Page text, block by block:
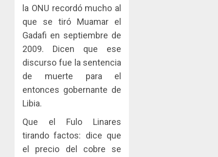
la ONU recordó mucho al
que se tiró Muamar el
Gadafi en septiembre de
2009. Dicen que ese
discurso fue la sentencia
de muerte para el
entonces gobernante de
Libia.
Que el Fulo Linares
tirando factos: dice que
el precio del cobre se